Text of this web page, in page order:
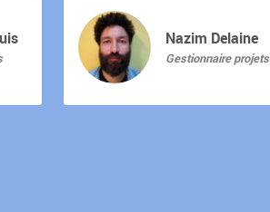
Nazim Delaine
Gestionnaire projets